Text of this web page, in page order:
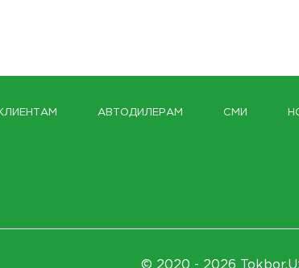
АВТОДИЛЕРАМ СМИ
© 2020 - 2026